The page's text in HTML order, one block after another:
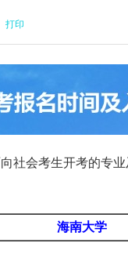
打印
社会考生开考的专
海南大学